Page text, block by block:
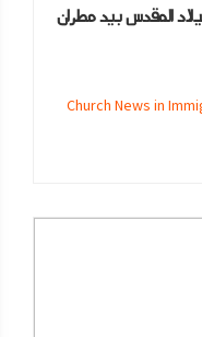
المقدس بيد مطران